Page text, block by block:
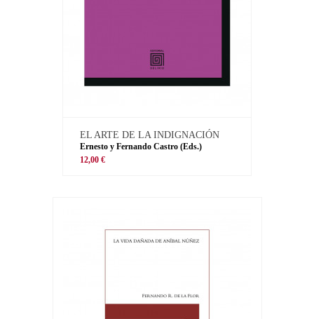
EL ARTE DE LA INDIGNACIÓN
Ernesto y Fernando Castro (Eds.)
12,00 €